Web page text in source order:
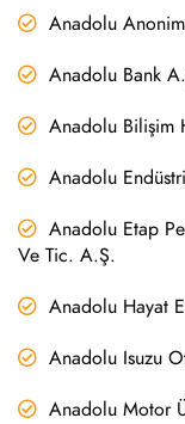
Anadolu
Anadolu Bank
Anadolu Bilişim
Anadolu
Anadolu Etap
Ve Tic. A.Ş.
Anadolu Hayat
Anadolu Isuzu
Anadolu Motor